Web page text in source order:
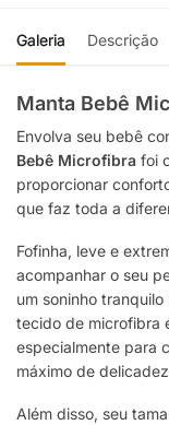
Galeria Descrição
Manta Bebê
Envolva seu bebê
Bebê Microfibra foi
proporcionar
que faz toda a
Fofinha, leve e
acompanhar o seu
um soninho
tecido de microfibra
especialmente para
máximo de
Além disso, seu